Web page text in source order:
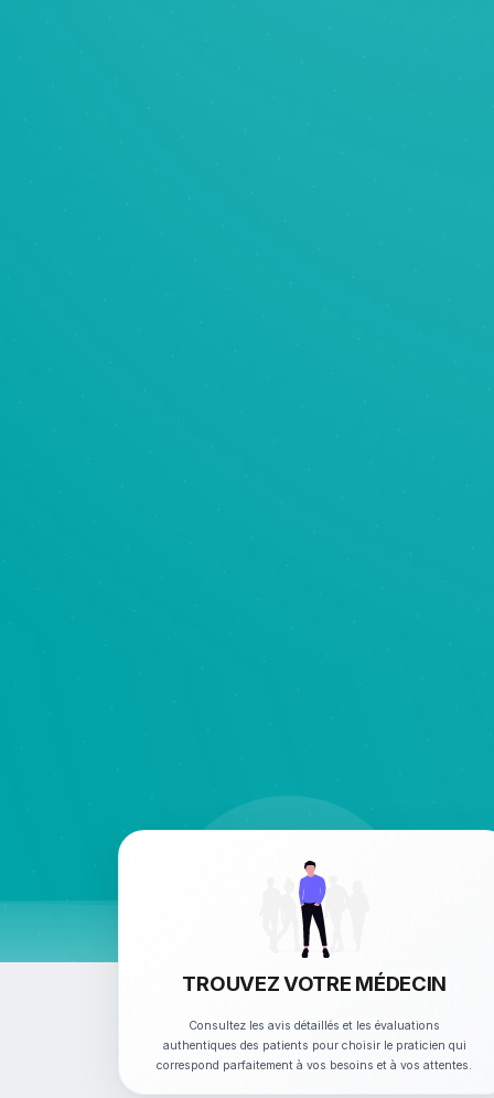
TROUVEZ VOTRE MÉDECIN
Consultez les avis détaillés et les évaluations
authentiques des patients pour choisir le praticien qui
correspond parfaitement à vos besoins et à vos attentes.